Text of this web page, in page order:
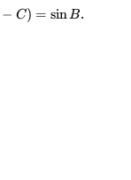
− C) = sinB.